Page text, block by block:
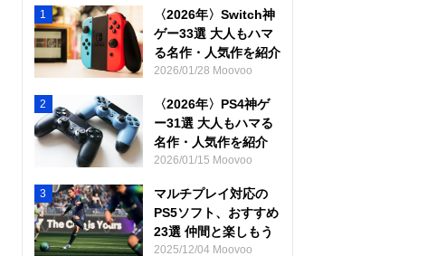
1
〈2026年〉Switch神
ゲー33選 大人もハマ
る名作・人気作を紹介
2026/01/28 Moovoo
2
〈2026年〉PS4神ゲ
ー31選 大人もハマる
名作・人気作を紹介
2026/01/15 Moovoo
3
マルチプレイ対応の
PS5ソフト、おすすめ
23選 仲間と楽しもう
2025/12/04 Moovoo